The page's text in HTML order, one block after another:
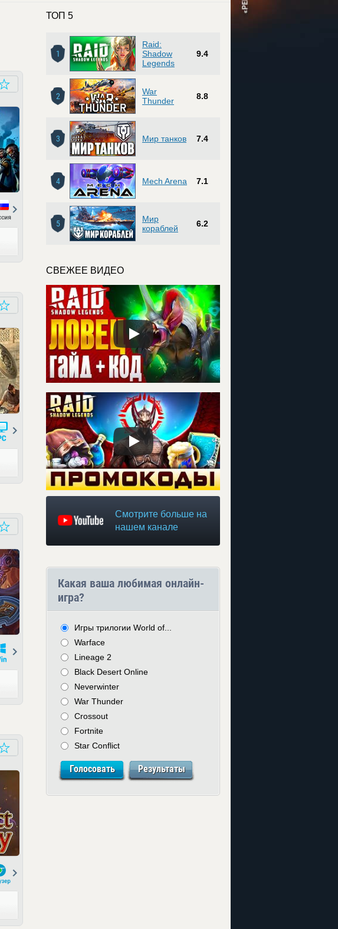
ТОП 5
1
Raid:
Shadow
Legends
9.4
2
War
Thunder
8.8
3 Мир танков 7.4
4 Mech Arena 7.1
5
Мир
кораблей
6.2
СВЕЖЕЕ ВИДЕО
Смотрите больше на
нашем канале
Какая ваша любимая онлайн-
игра?
Игры трилогии World of...
Warface
Lineage 2
Black Desert Online
Neverwinter
War Thunder
Crossout
Fortnite
Star Conflict